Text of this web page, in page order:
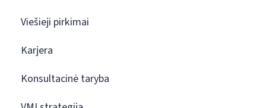
Viešieji pirkimai
Karjera
Konsultacinė taryba